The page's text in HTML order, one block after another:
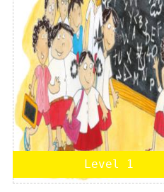
Level 1